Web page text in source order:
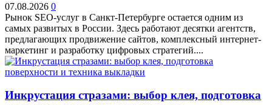
07.08.2026 0
Рынок SEO-услуг в Санкт-Петербурге остается одним из
самых развитых в России. Здесь работают десятки агентств,
предлагающих продвижение сайтов, комплексный интернет-
маркетинг и разработку цифровых стратегий....
Инкрустация стразами: выбор клея, подготовка